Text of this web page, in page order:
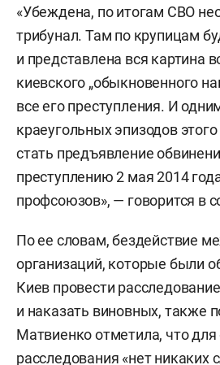
«Убеждена, по итогам СВО
трибунал. Там по крупицам
и представлена вся картина
киевского „обыкновенного
все его преступления. И
краеугольных эпизодов
стать предъявление
преступлению 2 мая 2014
профсоюзов», — говорится в
По ее словам, бездействие
организаций, которые были
Киев провести
и наказать виновных, также
Матвиенко отметила, что для
расследования «нет никаких